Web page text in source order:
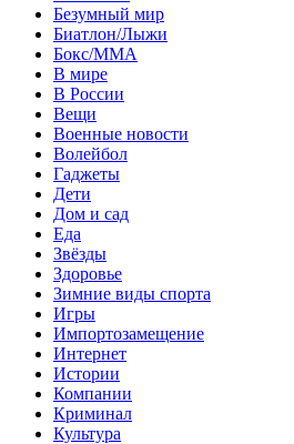
Безумный мир
Биатлон/Лыжи
Бокс/MMA
В мире
В России
Вещи
Военные новости
Волейбол
Гаджеты
Дети
Дом и сад
Еда
Звёзды
Здоровье
Зимние виды спорта
Игры
Импортозамещение
Интернет
Истории
Компании
Криминал
Культура